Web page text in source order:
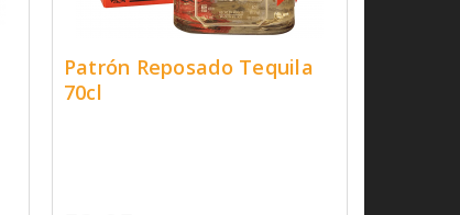
Patrón Reposado Tequila
70cl